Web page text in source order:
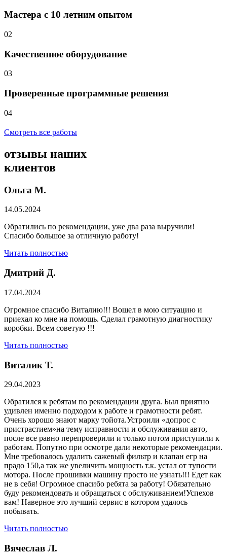
Мастера с 10 летним опытом
02
Качественное оборудование
03
Проверенные программные решения
04
Смотреть все работы
отзывы наших
клиентов
Ольга М.
14.05.2024
Обратились по рекомендации, уже два раза выручили!
Спасибо большое за отличную работу!
Читать полностью
Дмитрий Д.
17.04.2024
Огромное спасибо Виталию!!! Вошел в мою ситуацию и
приехал ко мне на помощь. Сделал грамотную диагностику
коробки. Всем советую !!!
Читать полностью
Виталик Т.
29.04.2023
Обратился к ребятам по рекомендации друга. Был приятно
удивлен именно подходом к работе и грамотности ребят.
Очень хорошо знают марку тойота.Устроили «допрос с
пристрастием»на тему исправности и обслуживания авто,
после все равно перепроверили и только потом приступили к
работам. Попутно при осмотре дали некоторые рекомендации.
Мне требовалось удалить сажевый фильтр и клапан егр на
прадо 150,а так же увеличить мощность т.к. устал от тупости
мотора. После прошивки машину просто не узнать!!! Едет как
не в себя! Огромное спасибо ребята за работу! Обязательно
буду рекомендовать и обращаться с обслуживанием!Успехов
вам! Наверное это лучший сервис в котором удалось
побывать.
Читать полностью
Вячеслав Л.